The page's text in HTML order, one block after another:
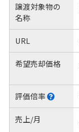
譲渡対象物の
名称
URL
希望売却価格
評価倍率
売上/月